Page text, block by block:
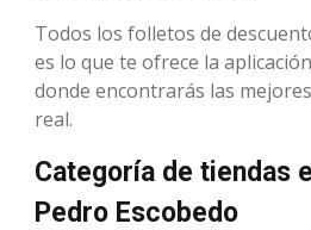
Todos los folletos de
es lo que te ofrece la
donde encontrarás las
real.
Categoría de tiendas
Pedro Escobedo